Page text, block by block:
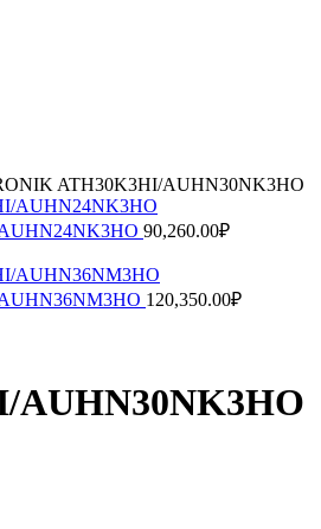
ATH30K3HI/AUHN30NK3HO
90,260.00₽
120,350.00₽
AUHN30NK3HO